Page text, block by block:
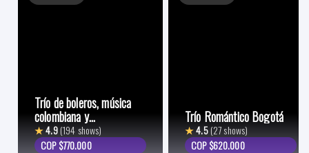
Trío de boleros, música
colombiana y
lationamericana
★4.9(194 shows)
COP $770.000
Trío Romántico Bogotá
★4.5(27 shows)
COP $620.000